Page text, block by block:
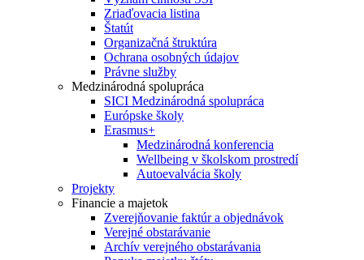
Zriaďovacia listina
Štatút
Organizačná štruktúra
Ochrana osobných údajov
Právne služby
Medzinárodná spolupráca
SICI Medzinárodná spolupráca
Európske školy
Erasmus+
Medzinárodná konferencia
Wellbeing v školskom prostredí
Autoevalvácia školy
Projekty
Financie a majetok
Zverejňovanie faktúr a objednávok
Verejné obstarávanie
Archív verejného obstarávania